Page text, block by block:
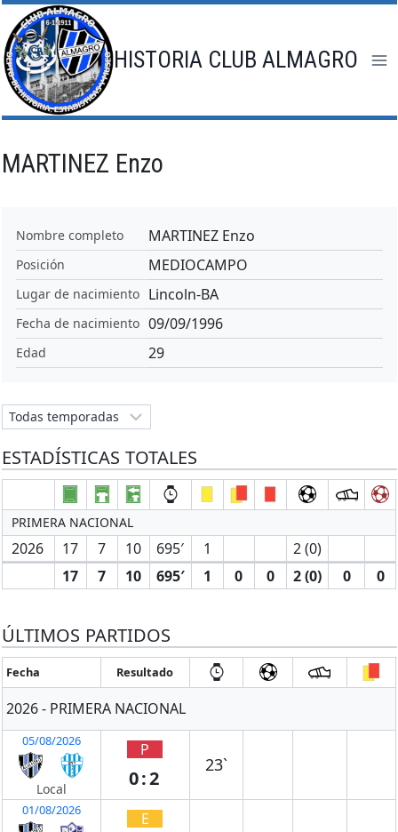
Saltar
al
contenido
HISTORIA CLUB ALMAGRO
MARTINEZ Enzo
Nombre completo MARTINEZ Enzo
Posición MEDIOCAMPO
Lugar de nacimiento Lincoln-BA
Fecha de nacimiento 09/09/1996
Edad 29
ESTADÍSTICAS TOTALES
PRIMERA NACIONAL
2026 17 7 10 695′ 1
2 (0)
17
7 10 695′ 1 0 0 2 (0) 0 0
ÚLTIMOS PARTIDOS
Fecha Resultado
2026 - PRIMERA NACIONAL
05/08/2026
Local
P
0:2
23`
01/08/2026 E